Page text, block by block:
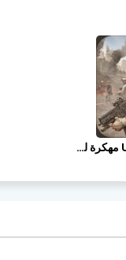
تحميل لعبة Undawn مهكرة للأندرويد أخر إصدار | تحميل مباشر + موارد غير محدودة